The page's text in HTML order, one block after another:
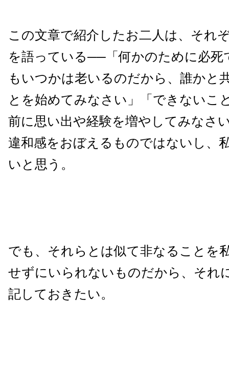
この文章で紹介したお二人は、それ
を語っている──「何かのために必死
もいつかは老いるのだから、誰かと
とを始めてみなさい」「できないこ
前に思い出や経験を増やしてみなさ
違和感をおぼえるものではないし、
いと思う。
でも、それらとは似て非なることを
せずにいられないものだから、それ
記しておきたい。